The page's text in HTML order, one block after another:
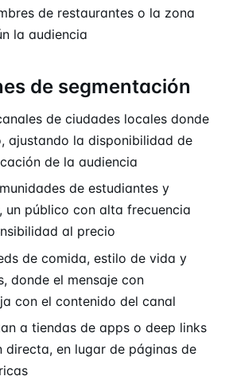
de restaurantes o la zona
la audiencia
de segmentación
de ciudades locales donde
ajustando la disponibilidad de
de la audiencia
de estudiantes y
un público con alta frecuencia
al precio
de comida, estilo de vida y
donde el mensaje con
con el contenido del canal
a tiendas de apps o deep links
directa, en lugar de páginas de